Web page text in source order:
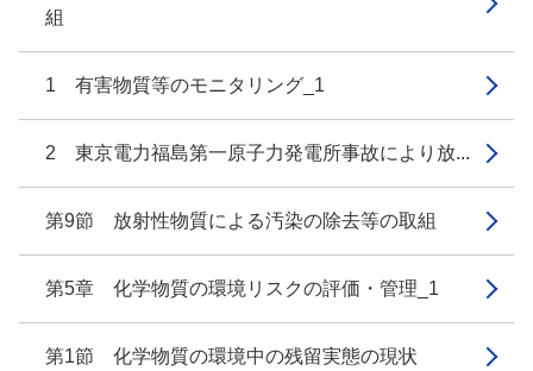
組
1 有害物質等のモニタリング_1
2 東京電力福島第一原子力発電所事故により放...
第9節 放射性物質による汚染の除去等の取組
第5章 化学物質の環境リスクの評価・管理_1
第1節 化学物質の環境中の残留実態の現状